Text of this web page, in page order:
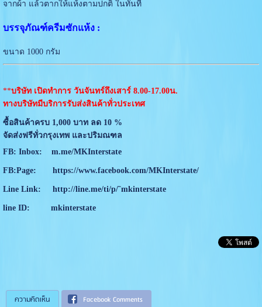
จากผ้า แล้วตากให้แห้งตามปกติ ในทันที
บรรจุภัณฑ์ครีมซักแห้ง :
ขนาด 1000 กรัม
**บริษัท เปิดทำการ วันจันทร์ถึงเสาร์ 8.00-17.00น.
ทางบริษัทมีบริการรับส่งสินค้าทั่วประเทศ
ซื้อสินค้าครบ 1,000 บาท ลด 10 %
จัดส่งฟรีทั่วกรุงเทพ และปริมณฑล
FB: Inbox:
m.me/MKInterstate
FB:Page: https://www.facebook.com/MKInterstate/
Line Link: http://line.me/ti/p/˜mkinterstate
line ID: mkinterstate
ความคิดเห็น Facebook Comments